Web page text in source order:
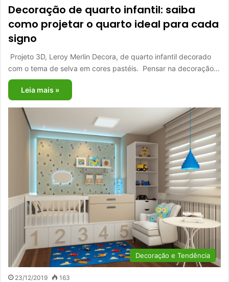
Decoração de quarto infantil: saiba
como projetar o quarto ideal para cada
signo
Projeto 3D, Leroy Merlin Decora, de quarto infantil decorado
com o tema de selva em cores pastéis. Pensar na decoração…
Leia mais »
Decoração e Tendência
23/12/2019 163